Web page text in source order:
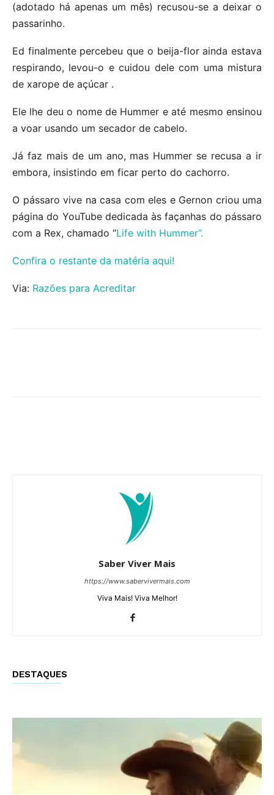
(adotado há apenas um mês) recusou-se a deixar o
passarinho.
Ed finalmente percebeu que o beija-flor ainda estava
respirando, levou-o e cuidou dele com uma mistura
de xarope de açúcar .
Ele lhe deu o nome de Hummer e até mesmo ensinou
a voar usando um secador de cabelo.
Já faz mais de um ano, mas Hummer se recusa a ir
embora, insistindo em ficar perto do cachorro.
O pássaro vive na casa com eles e Gernon criou uma
página do YouTube dedicada às façanhas do pássaro
com a Rex, chamado “Life with Hummer”.
Confira o restante da matéria aqui!
Via: Razões para Acreditar
Saber Viver Mais
https://www.sabervivermais.com
Viva Mais! Viva Melhor!
DESTAQUES